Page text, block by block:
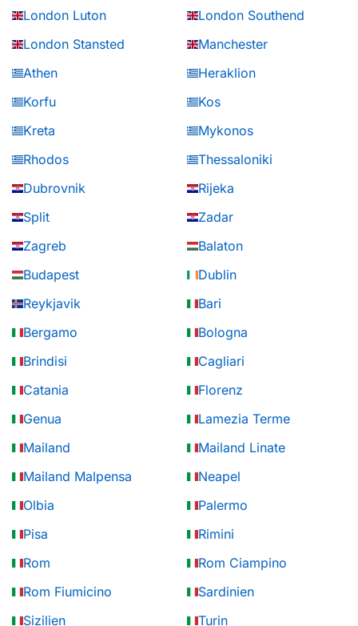
London Luton
London Southend
London Stansted
Manchester
Athen
Heraklion
Korfu
Kos
Kreta
Mykonos
Rhodos
Thessaloniki
Dubrovnik
Rijeka
Split
Zadar
Zagreb
Balaton
Budapest
Dublin
Reykjavik
Bari
Bergamo
Bologna
Brindisi
Cagliari
Catania
Florenz
Genua
Lamezia Terme
Mailand
Mailand Linate
Mailand Malpensa
Neapel
Olbia
Palermo
Pisa
Rimini
Rom
Rom Ciampino
Rom Fiumicino
Sardinien
Sizilien
Turin